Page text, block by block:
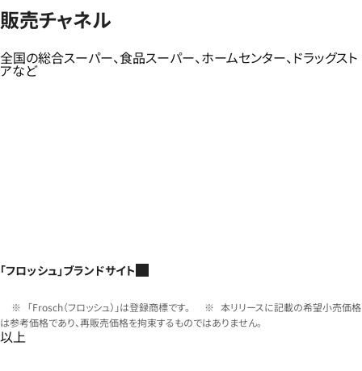
販売チャネル
全国の総合スーパー、食品スーパー、ホームセンター、ドラッグスト
アなど
「フロッシュ」ブランドサイト
「Frosch（フロッシュ）」は登録商標です。
本リリースに記載の希望小売価格
は参考価格であり、再販売価格を拘束するものではありません。
以上